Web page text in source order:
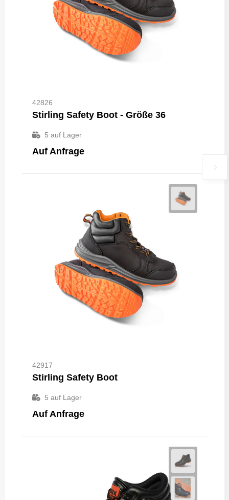
42826
Stirling Safety Boot - Größe 36
5 auf Lager
Auf Anfrage
42917
Stirling Safety Boot
5 auf Lager
Auf Anfrage